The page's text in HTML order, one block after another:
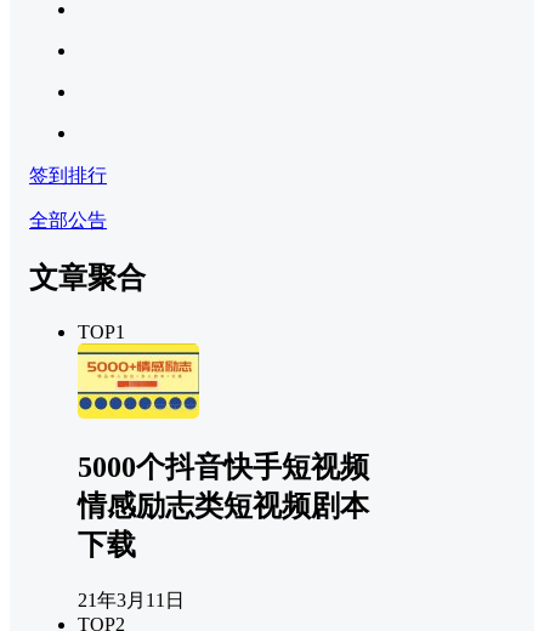
签到排行
全部公告
文章聚合
TOP1
5000个抖音快手短视频
情感励志类短视频剧本
下载
21年3月11日
TOP2